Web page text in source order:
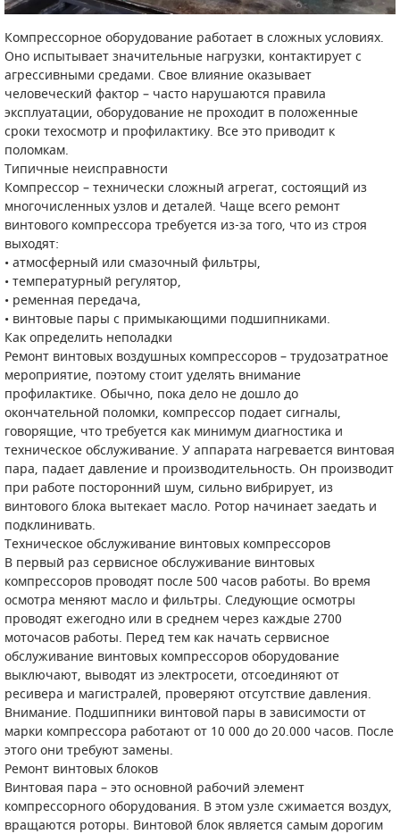
Компрессорное оборудование работает в сложных условиях.
Оно испытывает значительные нагрузки, контактирует с
агрессивными средами. Свое влияние оказывает
человеческий фактор – часто нарушаются правила
эксплуатации, оборудование не проходит в положенные
сроки техосмотр и профилактику. Все это приводит к
поломкам.
Типичные неисправности
Компрессор – технически сложный агрегат, состоящий из
многочисленных узлов и деталей. Чаще всего ремонт
винтового компрессора требуется из-за того, что из строя
выходят:
• атмосферный или смазочный фильтры,
• температурный регулятор,
• ременная передача,
• винтовые пары с примыкающими подшипниками.
Как определить неполадки
Ремонт винтовых воздушных компрессоров – трудозатратное
мероприятие, поэтому стоит уделять внимание
профилактике. Обычно, пока дело не дошло до
окончательной поломки, компрессор подает сигналы,
говорящие, что требуется как минимум диагностика и
техническое обслуживание. У аппарата нагревается винтовая
пара, падает давление и производительность. Он производит
при работе посторонний шум, сильно вибрирует, из
винтового блока вытекает масло. Ротор начинает заедать и
подклинивать.
Техническое обслуживание винтовых компрессоров
В первый раз сервисное обслуживание винтовых
компрессоров проводят после 500 часов работы. Во время
осмотра меняют масло и фильтры. Следующие осмотры
проводят ежегодно или в среднем через каждые 2700
моточасов работы. Перед тем как начать сервисное
обслуживание винтовых компрессоров оборудование
выключают, выводят из электросети, отсоединяют от
ресивера и магистралей, проверяют отсутствие давления.
Внимание. Подшипники винтовой пары в зависимости от
марки компрессора работают от 10 000 до 20.000 часов. После
этого они требуют замены.
Ремонт винтовых блоков
Винтовая пара – это основной рабочий элемент
компрессорного оборудования. В этом узле сжимается воздух,
вращаются роторы. Винтовой блок является самым дорогим
САДОВАЯ ТЕХНИКА
ЧИЛЛЕРЫ
КОНТЕЙНЕРЫ ДЛЯ ОБОРУДОВАНИЯ
КАНАЛИЗАЦИОННЫЕ НАСОСЫ
БЕНЗИНОВЫЕ МОТОПОМПЫ
ДИЗЕЛЬНЫЕ МОТОПОМПЫ
ТАЛИ И ТЕЛЬФЕРЫ
ОСВЕТИТЕЛЬНЫЕ МАЧТЫ
ЛЕНТОЧНОПИЛЬНЫЕ СТАНКИ
КОНТРОЛЛЕРЫ (БЛОКИ УПРАВЛЕНИЯ)
ПРЕДОХРАНИТЕЛЬНЫЕ КЛАПАНЫ
ВПУСКНЫЕ КЛАПАНЫ
ОБРАТНЫЕ КЛАПАНЫ
КЛАПАНЫ МИНИМАЛЬНОГО ДАВЛЕНИЯ
РЕЛЕ ДАВЛЕНИЯ ДЛЯ ДЛЯ КОМПРЕССОРОВ
ДАТЧИКИ
РУКАВА ВЫСОКОГО ДАВЛЕНИЯ (РВД)
ЗАПЧАСТИ ДЛЯ ВИНТОВЫХ КОМПРЕССОРОВ
КОНДЕНСАТООТВОДЧИКИ
СМЕННЫЕ ЭЛЕМЕНТЫ МАГИСТРАЛЬНЫХ
ФИЛЬТРОВ
ДЛЯ АДСОРБЦИОННЫХ ОСУШИТЕЛЕЙ
ЭЛЕКТРОДВИГАТЕЛИ
БЕНЗИНОВЫЕ ДВИГАТЕЛИ
ДИЗЕЛЬНЫЕ ДВИГАТЕЛИ
ДЕТАЛИ ДВС
ФИЛЬТРЫ ТОПЛИВНЫЕ
МОТОРНОЕ МАСЛО
РАДИАТОРЫ
ПОДШИПНИКИ